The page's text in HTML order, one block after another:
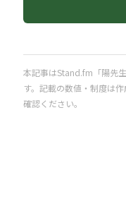
本記事はStand.fm「陽先
す。記載の数値・制度は
確認ください。